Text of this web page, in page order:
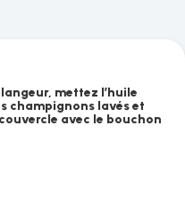
mettez l’huile
champignons lavés et
avec le bouchon